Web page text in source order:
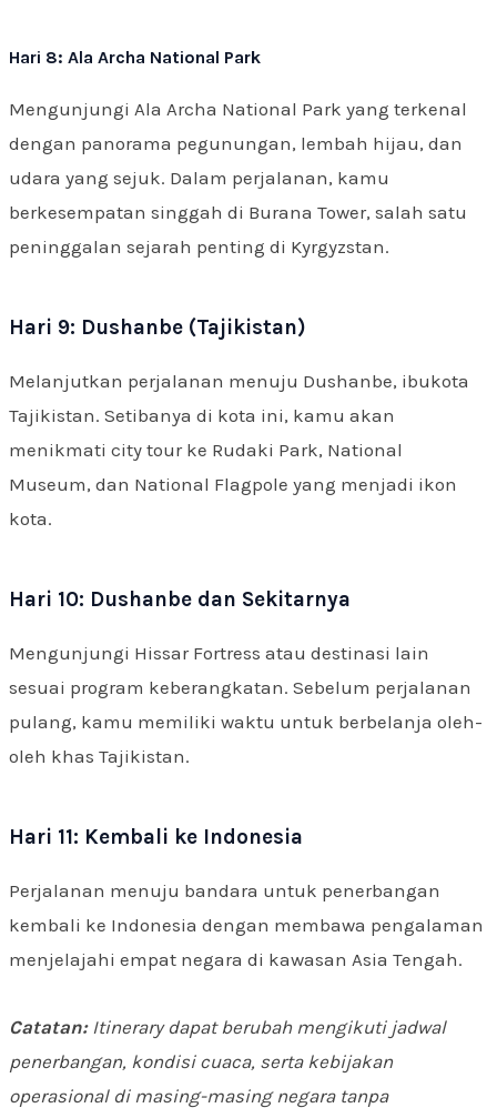
Hari 8: Ala Archa National Park
Mengunjungi Ala Archa National Park yang terkenal
dengan panorama pegunungan, lembah hijau, dan
udara yang sejuk. Dalam perjalanan, kamu
berkesempatan singgah di Burana Tower, salah satu
peninggalan sejarah penting di Kyrgyzstan.
Hari 9: Dushanbe (Tajikistan)
Melanjutkan perjalanan menuju Dushanbe, ibukota
Tajikistan. Setibanya di kota ini, kamu akan
menikmati city tour ke Rudaki Park, National
Museum, dan National Flagpole yang menjadi ikon
kota.
Hari 10: Dushanbe dan Sekitarnya
Mengunjungi Hissar Fortress atau destinasi lain
sesuai program keberangkatan. Sebelum perjalanan
pulang, kamu memiliki waktu untuk berbelanja oleh-
oleh khas Tajikistan.
Hari 11: Kembali ke Indonesia
Perjalanan menuju bandara untuk penerbangan
kembali ke Indonesia dengan membawa pengalaman
menjelajahi empat negara di kawasan Asia Tengah.
Catatan:Itinerary dapat berubah mengikuti jadwal
penerbangan, kondisi cuaca, serta kebijakan
operasional di masing-masing negara tanpa